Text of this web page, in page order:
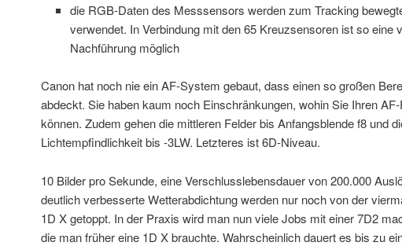
die RGB-Daten des Messsensors werden zum Tracking
verwendet. In Verbindung mit den 65 Kreuzsensoren ist so eine
Nachführung möglich
Canon hat noch nie ein AF-System gebaut, dass einen so großen
abdeckt. Sie haben kaum noch Einschränkungen, wohin Sie Ihren
können. Zudem gehen die mittleren Felder bis Anfangsblende f8 und
Lichtempfindlichkeit bis -3LW. Letzteres ist 6D-Niveau.
10 Bilder pro Sekunde, eine Verschlusslebensdauer von 200.000
deutlich verbesserte Wetterabdichtung werden nur noch von der
1D X getoppt. In der Praxis wird man nun viele Jobs mit einer 7D2
die man früher eine 1D X brauchte. Wahrscheinlich dauert es bis zu